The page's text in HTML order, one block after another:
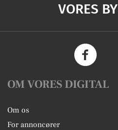
VORES BY
OM VORES DIGITAL
Om os
For annoncører